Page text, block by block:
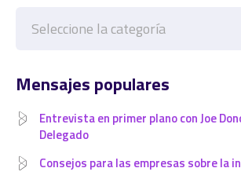
Mensajes populares
Entrevista en primer plano con Joe
Delegado
Consejos para las empresas sobre la